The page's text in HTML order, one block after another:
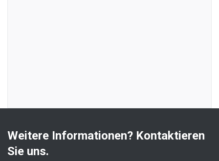
Weitere Informationen? Kontaktieren
Sie uns.